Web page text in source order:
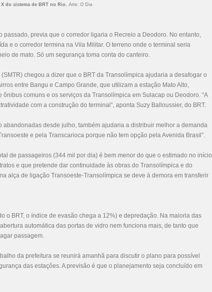
X do sistema de BRT no Rio. Arte: O Dia
previa que o corredor ligaria o Recreio a Deodoro. No entanto,
e o corredor termina na Vila Militar. O terreno onde o terminal seria
de mato. Só um segurança toma conta do canteiro.
chegou a dizer que o BRT da Transolímpica ajudaria a desafogar o
entre Bangu e Campo Grande, que utilizam a estação Mato Alto,
comuns e os serviços da Transolímpica em Sulacap ou Deodoro. “A
com a construção do terminal”, aponta Suzy Balloussier, do BRT.
abandonadas desde julho, também ajudaria a distribuir melhor a demanda
e pela Transcarioca porque não tem opção pela Avenida Brasil”.
de passageiros (344 mil por dia) é bem menor do que o estimado no início
e que pretende dar continuidade às obras do Transolímpica e do
alça de ligação Transoeste-Transolímpica se deve à demora em transferir
o BRT, o índice de evasão chega a 12%) e depredação. Na maioria das
automática das portas de vidro nem funciona mais, de tanto que
passagem.
da prefeitura se reunirá amanhã para discutir o plano para possível
das estações. A previsão é que o planejamento seja concluído em